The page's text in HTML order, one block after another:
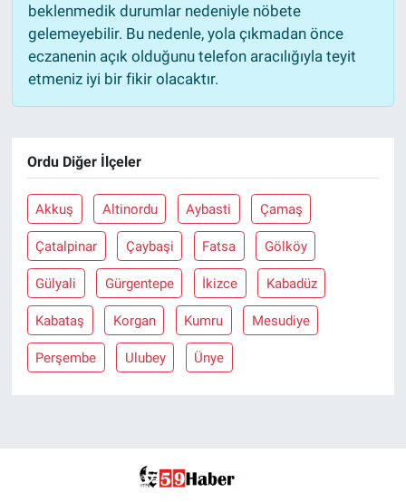
beklenmedik durumlar nedeniyle nöbete
gelemeyebilir. Bu nedenle, yola çıkmadan önce
eczanenin açık olduğunu telefon aracılığıyla teyit
etmeniz iyi bir fikir olacaktır.
Ordu Diğer İlçeler
Akkuş Altinordu Aybasti Çamaş
Çatalpinar Çaybaşi Fatsa Gölköy
Gülyali Gürgentepe İkizce Kabadüz
Kabataş Korgan Kumru Mesudiye
Perşembe Ulubey Ünye